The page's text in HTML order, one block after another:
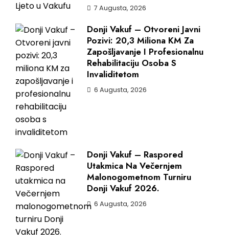
7 Augusta, 2026
Donji Vakuf – Otvoreni Javni
Pozivi: 20,3 Miliona KM Za
Zapošljavanje I Profesionalnu
Rehabilitaciju Osoba S
Invaliditetom
6 Augusta, 2026
Donji Vakuf – Raspored
Utakmica Na Večernjem
Malonogometnom Turniru
Donji Vakuf 2026.
6 Augusta, 2026